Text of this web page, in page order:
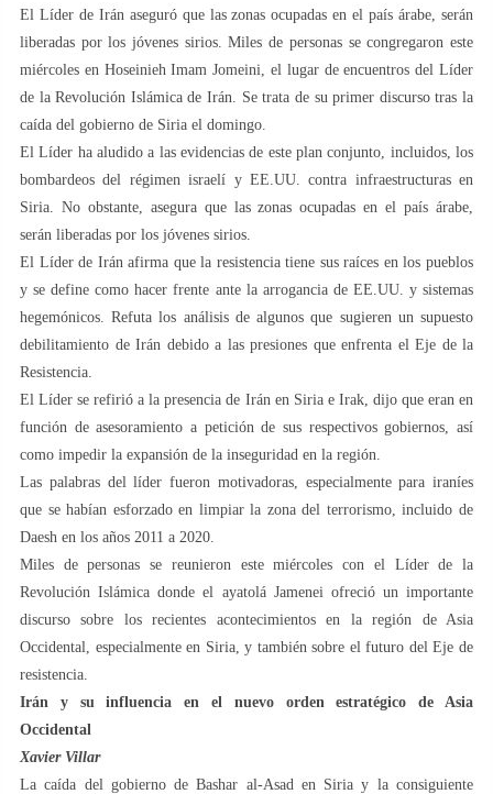
El Líder de Irán aseguró que las zonas ocupadas en el país árabe, serán
liberadas por los jóvenes sirios. Miles de personas se congregaron este
miércoles en Hoseinieh Imam Jomeini, el lugar de encuentros del Líder
de la Revolución Islámica de Irán. Se trata de su primer discurso tras la
caída del gobierno de Siria el domingo.
El Líder ha aludido a las evidencias de este plan conjunto, incluidos, los
bombardeos del régimen israelí y EE.UU. contra infraestructuras en
Siria. No obstante, asegura que las zonas ocupadas en el país árabe,
serán liberadas por los jóvenes sirios.
El Líder de Irán afirma que la resistencia tiene sus raíces en los pueblos
y se define como hacer frente ante la arrogancia de EE.UU. y sistemas
hegemónicos. Refuta los análisis de algunos que sugieren un supuesto
debilitamiento de Irán debido a las presiones que enfrenta el Eje de la
Resistencia.
El Líder se refirió a la presencia de Irán en Siria e Irak, dijo que eran en
función de asesoramiento a petición de sus respectivos gobiernos, así
como impedir la expansión de la inseguridad en la región.
Las palabras del líder fueron motivadoras, especialmente para iraníes
que se habían esforzado en limpiar la zona del terrorismo, incluido de
Daesh en los años 2011 a 2020.
Miles de personas se reunieron este miércoles con el Líder de la
Revolución Islámica donde el ayatolá Jamenei ofreció un importante
discurso sobre los recientes acontecimientos en la región de Asia
Occidental, especialmente en Siria, y también sobre el futuro del Eje de
resistencia.
Irán y su influencia en el nuevo orden estratégico de Asia
Occidental
Xavier Villar
La caída del gobierno de Bashar al-Asad en Siria y la consiguiente